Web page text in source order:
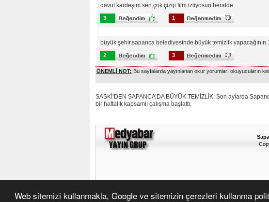
Web sitemizi kullanmakla, Google ve sitemizin çerezleri kullanma
davut kardeşim sen çok çizgi film izliyosun heralde
3 1
büyük şehir,sapanca belediyesinde büyük temizlik yapacağının
2 3
ÖNEMLİ NOT: Bu sayfalarda yayınlanan okur yorumları okuyucuların
SASKİ’DEN SAPANCA’DA BÜYÜK TEMİZLİK: Son aylarda
bir haftalık kapsamlı çalışma başlattı.